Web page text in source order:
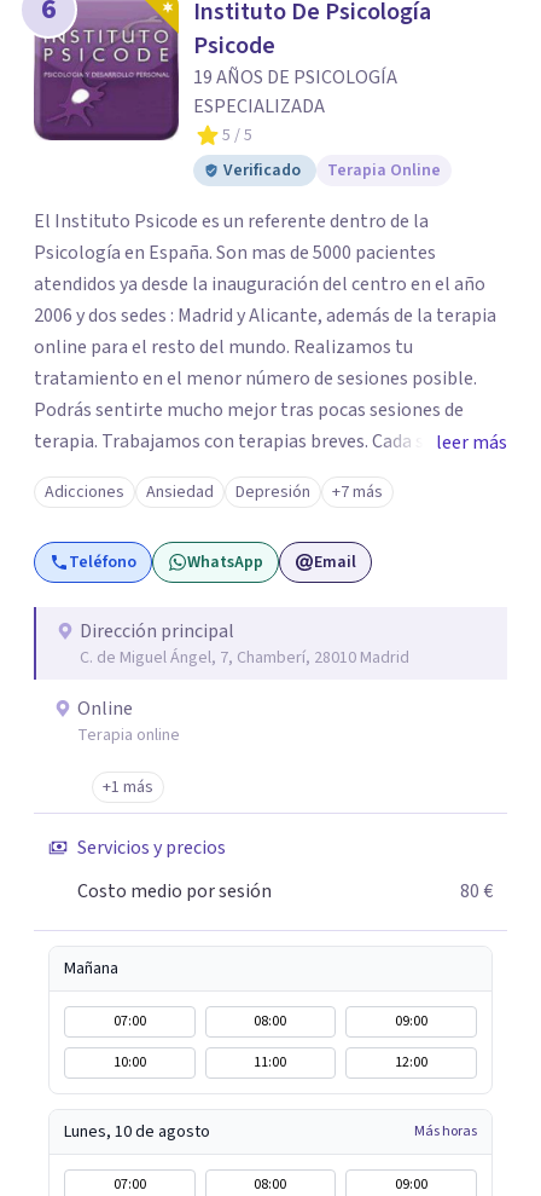
6
Instituto De Psicología
Psicode
19 AÑOS DE PSICOLOGÍA
ESPECIALIZADA
5 / 5
Verificado
Terapia Online
El Instituto Psicode es un referente dentro de la
Psicología en España. Son mas de 5000 pacientes
atendidos ya desde la inauguración del centro en el año
2006 y dos sedes : Madrid y Alicante, además de la terapia
online para el resto del mundo. Realizamos tu
tratamiento en el menor número de sesiones posible.
Podrás sentirte mucho mejor tras pocas sesiones de
terapia. Trabajamos con terapias breves. Cada sesión de
terapia te resultará de utilidad y te ayudará a conseguir
tus objetivos. Entre nuestras especialidades destaca la
terapia de pareja y sexual, así como el tratamiento de
problemas emocionales, obsesiones, ansiedad , estrés,
además con un servicio de hipnosis regresiva para el
trabajo de "Terapia del Alma".
leer más
Adicciones Ansiedad Depresión +7 más
Teléfono WhatsApp Email
Dirección principal
C. de Miguel Ángel, 7, Chamberí, 28010 Madrid
Online
Terapia online
+1 más
Servicios y precios
Costo medio por sesión
80 €
Mañana
07:00 08:00
09:00
10:00
11:00 12:00
Lunes, 10 de agosto Más horas
07:00 08:00
09:00